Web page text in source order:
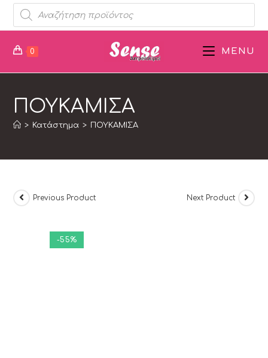
0 MENU
ΠΟΥΚΑΜΙΣΑ
> Κατάστημα > ΠΟΥΚΑΜΙΣΑ
-55%
Previous Product Next Product